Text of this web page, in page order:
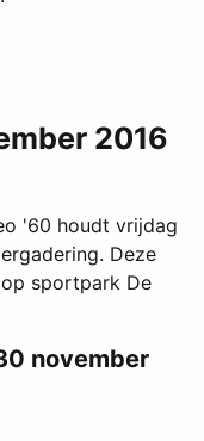
2016
'60 houdt vrijdag
Deze
sportpark De
november